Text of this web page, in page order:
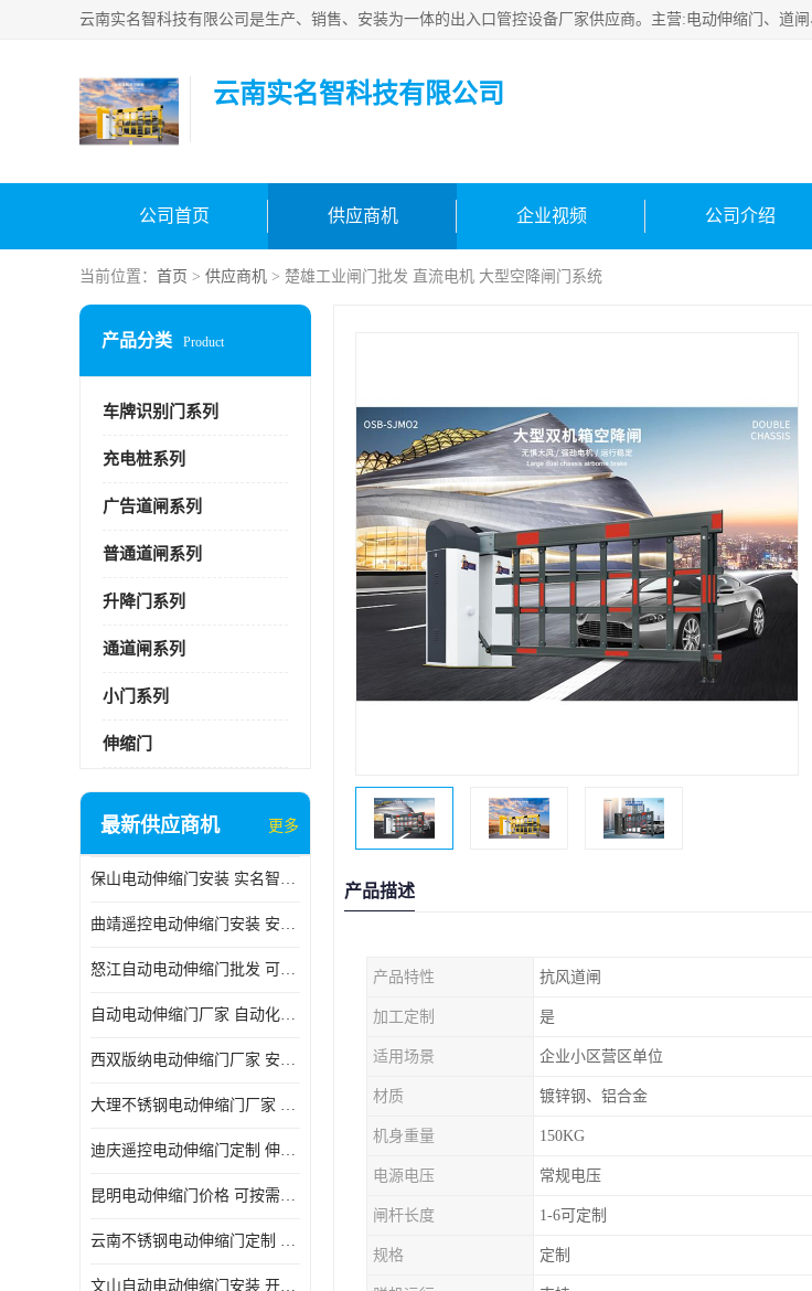
云南实名智科技有限公司
公司首页 供应商机 企业视频 公司介绍
当前位置： 首页 > 供应商机 > 楚雄工业闸门批发 直流电机 大型空降闸门系统
产品分类 Product
车牌识别门系列
充电桩系列
广告道闸系列
普通道闸系列
升降门系列
通道闸系列
小门系列
伸缩门
最新供应商机 更多
保山电动伸缩门安装 实名智科技 安全性高
曲靖遥控电动伸缩门安装 安全性高
怒江自动电动伸缩门批发 可按需定制
自动电动伸缩门厂家 自动化操作
西双版纳电动伸缩门厂家 安全性高
大理不锈钢电动伸缩门厂家 适合狭窄通道
迪庆遥控电动伸缩门定制 伸缩结构设计
昆明电动伸缩门价格 可按需定制
云南不锈钢电动伸缩门定制 自动化操作
文山自动电动伸缩门安装 开启后占用空间小
产品描述
产品特性 抗风道闸
加工定制 是
适用场景 企业小区营区单位
材质 镀锌钢、铝合金
机身重量 150KG
电源电压 常规电压
闸杆长度 1-6可定制
规格 定制